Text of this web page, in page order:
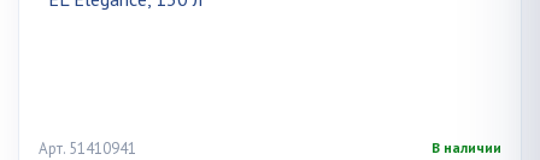
Арт. 51410941 В наличии